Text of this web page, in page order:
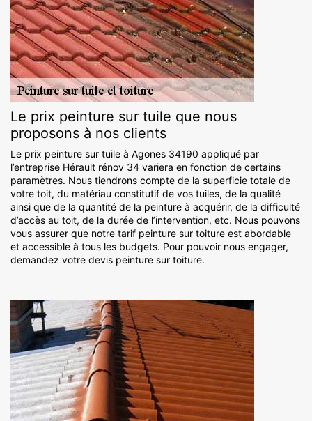
Le prix peinture sur tuile que nous
proposons à nos clients
Le prix peinture sur tuile à Agones 34190 appliqué par
l’entreprise Hérault rénov 34 variera en fonction de certains
paramètres. Nous tiendrons compte de la superficie totale de
votre toit, du matériau constitutif de vos tuiles, de la qualité
ainsi que de la quantité de la peinture à acquérir, de la difficulté
d’accès au toit, de la durée de l’intervention, etc. Nous pouvons
vous assurer que notre tarif peinture sur toiture est abordable
et accessible à tous les budgets. Pour pouvoir nous engager,
demandez votre devis peinture sur toiture.